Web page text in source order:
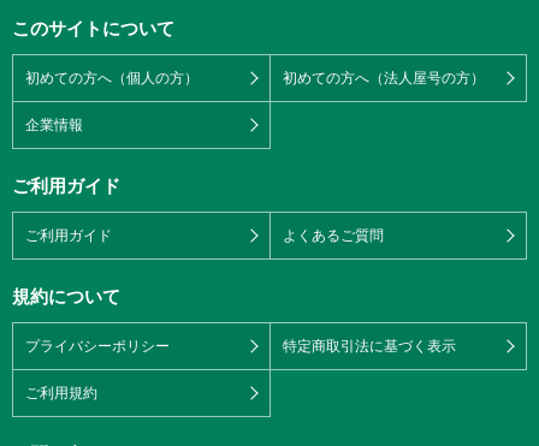
このサイトについて
初めての方へ（個人の方） 初めての方へ（法人屋号の方）
企業情報
ご利用ガイド
ご利用ガイド よくあるご質問
規約について
プライバシーポリシー 特定商取引法に基づく表示
ご利用規約